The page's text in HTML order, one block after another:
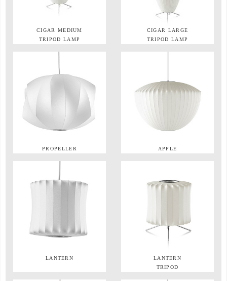
CIGAR MEDIUM
TRIPOD LAMP
CIGAR LARGE
TRIPOD LAMP
PROPELLER APPLE
LANTERN
LANTERN
TRIPOD